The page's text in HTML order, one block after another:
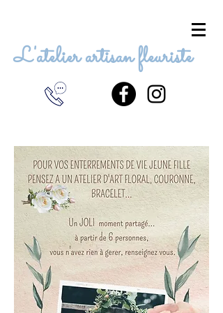
L'atelier artisan fleuriste